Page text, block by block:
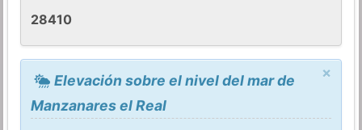
28410
×
Elevación sobre el nivel del mar de
Manzanares el Real